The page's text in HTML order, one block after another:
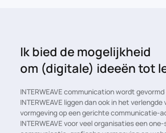
Ik bied de mogelijkheid
om (digitale) ideeën tot
INTERWEAVE communication wordt
INTERWEAVE liggen dan ook in het
vormgeving op een gerichte communicatie-
INTERWEAVE voor veel organisaties een